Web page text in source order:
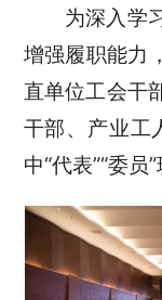
为深入学
增强履职能力
直单位工会干
干部、产业工
中“代表”“委员